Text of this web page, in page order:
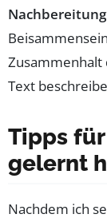
Nachbereitung
Zusammenhalt
Text
Tipps
gelernt
Nachdem ich